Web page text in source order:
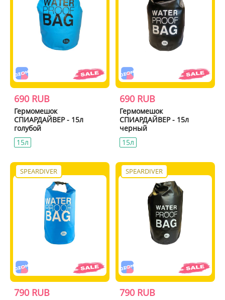
690 RUB
Гермомешок
СПИАРДАЙВЕР - 15л
голубой
15л
690 RUB
Гермомешок
СПИАРДАЙВЕР - 15л
черный
15л
SPEARDIVER
790 RUB
SPEARDIVER
790 RUB